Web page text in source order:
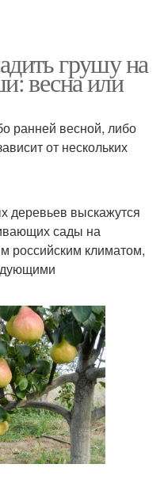
грушу на
весна или
ранней весной, либо
от нескольких
деревьев выскажутся
сады на
российским климатом,